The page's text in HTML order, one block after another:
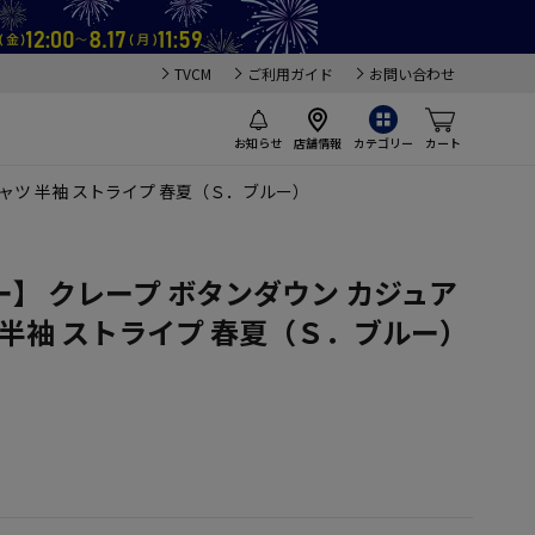
TVCM ご利用ガイド お問い合わせ
お知らせ 店舗情報 カテゴリー カート
半袖 ストライプ 春夏（Ｓ．ブルー）
クレープ ボタンダウン カジュア
袖 ストライプ 春夏（Ｓ．ブルー）